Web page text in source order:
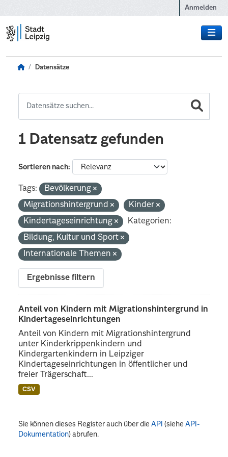
Anmelden
Datensätze
1 Datensatz gefunden
Sortieren nach
Tags:
Bevölkerung
Migrationshintergrund
Kinder
Kindertageseinrichtung
Kategorien:
Bildung, Kultur und Sport
Internationale Themen
Ergebnisse filtern
Anteil von Kindern mit Migrationshintergrund in
Kindertageseinrichtungen
Anteil von Kindern mit Migrationshintergrund
unter Kinderkrippenkindern und
Kindergartenkindern in Leipziger
Kindertageseinrichtungen in öffentlicher und
freier Trägerschaft...
CSV
Sie können dieses Register auch über dieAPI (sieheAPI-
Dokumentation) abrufen.